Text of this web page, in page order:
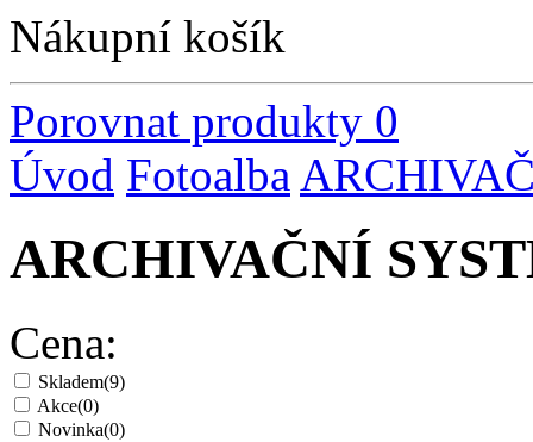
Nákupní košík
Porovnat produkty 0
Úvod Fotoalba
ARCHIVAČNÍ
Cena:
Skladem(9)
Akce(0)
Novinka(0)